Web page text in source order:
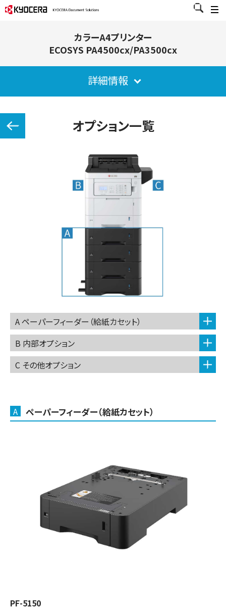
カラーA4プリンター
ECOSYS PA4500cx/PA3500cx
詳細情報
オプション一覧
A ペーパーフィーダー（給紙カセット）
B 内部オプション
C その他オプション
A ペーパーフィーダー（給紙カセット）
PF-5150